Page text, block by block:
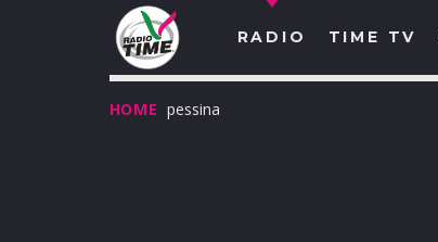
RADIO TIME TV
HOME pessina